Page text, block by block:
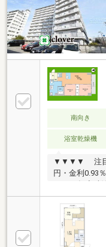
南向き
浴室乾燥機
▼▼▼▼ 注目
円・金利0.93
◆「中村橋」
年に大規模
す◆新規内装
ローン」が
上！◆「勤続